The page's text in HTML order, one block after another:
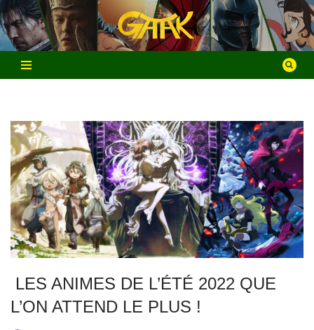
Aller
au
contenu
LES ANIMES DE L’ÉTÉ 2022 QUE
L’ON ATTEND LE PLUS !